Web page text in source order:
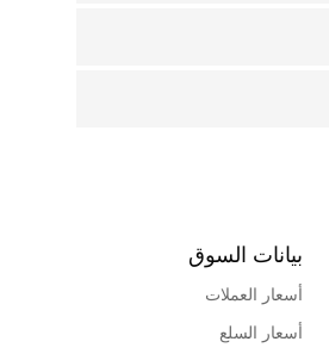
بيانات السوق
أسعار العملات
أسعار السلع